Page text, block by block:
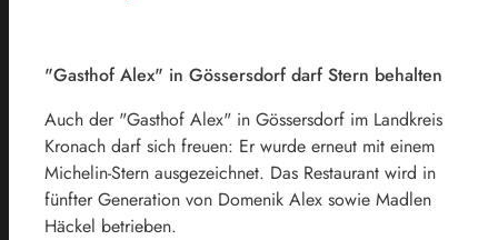
"Gasthof Alex" in Gössersdorf darf Stern behalten
Auch der "Gasthof Alex" in Gössersdorf im Landkreis
Kronach darf sich freuen: Er wurde erneut mit einem
Michelin-Stern ausgezeichnet. Das Restaurant wird in
fünfter Generation von Domenik Alex sowie Madlen
Häckel betrieben.